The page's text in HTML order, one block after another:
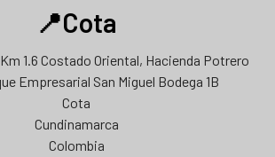
📍Cota
1.6 Costado Oriental, Hacienda Potrero
Empresarial San Miguel Bodega 1B
Cota
Cundinamarca
Colombia